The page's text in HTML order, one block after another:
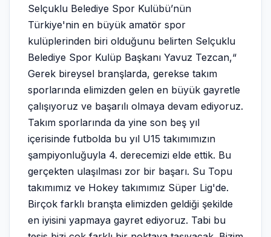
Selçuklu Belediye Spor Kulübü’nün
Türkiye'nin en büyük amatör spor
kulüplerinden biri olduğunu belirten Selçuklu
Belediye Spor Kulüp Başkanı Yavuz Tezcan,“
Gerek bireysel branşlarda, gerekse takım
sporlarında elimizden gelen en büyük gayretle
çalışıyoruz ve başarılı olmaya devam ediyoruz.
Takım sporlarında da yine son beş yıl
içerisinde futbolda bu yıl U15 takımımızın
şampiyonluğuyla 4. derecemizi elde ettik. Bu
gerçekten ulaşılması zor bir başarı. Su Topu
takımımız ve Hokey takımımız Süper Lig'de.
Birçok farklı branşta elimizden geldiği şekilde
en iyisini yapmaya gayret ediyoruz. Tabi bu